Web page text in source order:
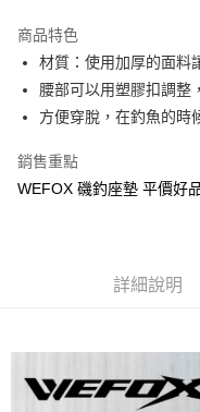
合作金庫商業銀行
華南商業銀行
上海商業儲蓄銀行
國泰世華商業銀行
匯豐（台灣）商業銀行
聯邦商業銀行
台灣樂天信用卡公司
Apple Pay
街口支付
大哥付你分期
流程，驗證手機門號後，選
法說明評估內容。
【繳款方式說明】
【關於「AFTEE先享後付」】
１．簡單：不需註冊會員、
３．安心：先確認商品／服務
貨到付款
運送方式
商品特色
材質：使用加厚的面料
腰部可以用塑膠扣調整
方便穿脫，在釣魚的時
銷售重點
WEFOX 磯釣座墊 平價好
詳細說明